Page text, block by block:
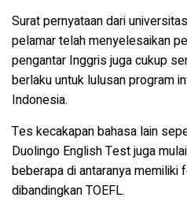
Surat pernyataan dari
pelamar telah menyelesaikan
pengantar Inggris juga cukup
berlaku untuk lulusan program
Indonesia.
Tes kecakapan bahasa lain
Duolingo English Test juga
beberapa di antaranya
dibandingkan TOEFL.